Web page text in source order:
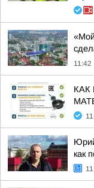
11:42
КАК
как